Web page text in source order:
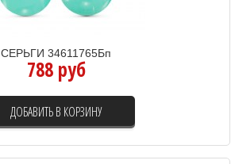
СЕРЬГИ 34611765Бп
788 руб
ДОБАВИТЬ В КОРЗИНУ